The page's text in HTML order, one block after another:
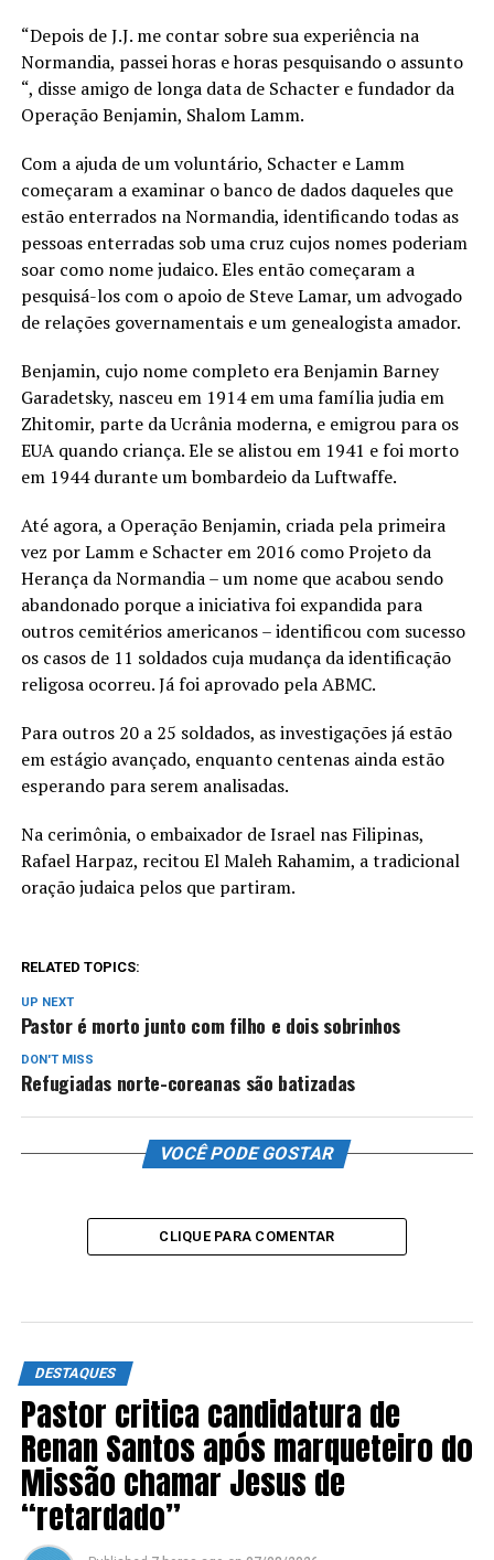
“Depois de J.J. me contar sobre sua experiência na
Normandia, passei horas e horas pesquisando o assunto
“, disse amigo de longa data de Schacter e fundador da
Operação Benjamin, Shalom Lamm.
Com a ajuda de um voluntário, Schacter e Lamm
começaram a examinar o banco de dados daqueles que
estão enterrados na Normandia, identificando todas as
pessoas enterradas sob uma cruz cujos nomes poderiam
soar como nome judaico. Eles então começaram a
pesquisá-los com o apoio de Steve Lamar, um advogado
de relações governamentais e um genealogista amador.
Benjamin, cujo nome completo era Benjamin Barney
Garadetsky, nasceu em 1914 em uma família judia em
Zhitomir, parte da Ucrânia moderna, e emigrou para os
EUA quando criança. Ele se alistou em 1941 e foi morto
em 1944 durante um bombardeio da Luftwaffe.
Até agora, a Operação Benjamin, criada pela primeira
vez por Lamm e Schacter em 2016 como Projeto da
Herança da Normandia – um nome que acabou sendo
abandonado porque a iniciativa foi expandida para
outros cemitérios americanos – identificou com sucesso
os casos de 11 soldados cuja mudança da identificação
religosa ocorreu. Já foi aprovado pela ABMC.
Para outros 20 a 25 soldados, as investigações já estão
em estágio avançado, enquanto centenas ainda estão
esperando para serem analisadas.
Na cerimônia, o embaixador de Israel nas Filipinas,
Rafael Harpaz, recitou El Maleh Rahamim, a tradicional
oração judaica pelos que partiram.
RELATED TOPICS:
UP NEXT
Pastor é morto junto com filho e dois sobrinhos
DON'T MISS
Refugiadas norte-coreanas são batizadas
VOCÊ PODE GOSTAR
CLIQUE PARA COMENTAR
DESTAQUES
Pastor critica candidatura de
Renan Santos após marqueteiro do
Missão chamar Jesus de
“retardado”